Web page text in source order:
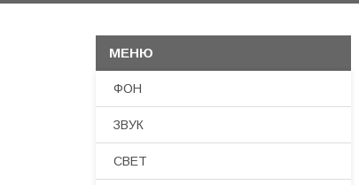
ФОН
ЗВУК
СВЕТ